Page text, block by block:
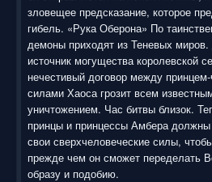
зловещее предсказание, которое
гибель. «Рука Оберона» По
демоны приходят из Теневых
источник могущества королевской
нечестивый договор между
силами Хаоса грозит всем
уничтожением. Час битвы близок.
принцы и принцессы Амбера
свои сверхчеловеческие силы,
прежде чем он сможет переделать
образу и подобию.